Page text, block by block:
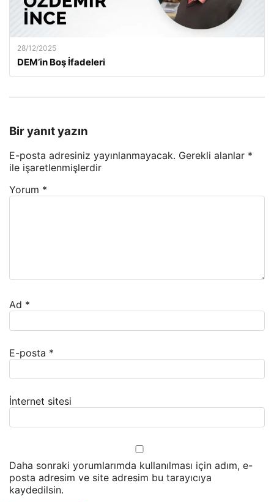
28/12/2025
DEM’in Boş İfadeleri
Bir yanıt yazın
E-posta adresiniz yayınlanmayacak. Gerekli alanlar *
ile işaretlenmişlerdir
Yorum *
Ad *
E-posta *
İnternet sitesi
Daha sonraki yorumlarımda kullanılması için adım, e-
posta adresim ve site adresim bu tarayıcıya
kaydedilsin.